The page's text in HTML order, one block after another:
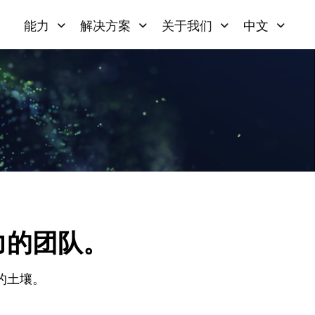
能力 解决方案 关于我们 中文
团队。
壤。